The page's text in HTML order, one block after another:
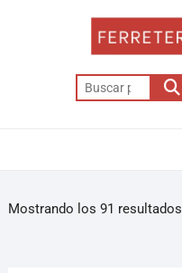
Mostrando los 91 resultados